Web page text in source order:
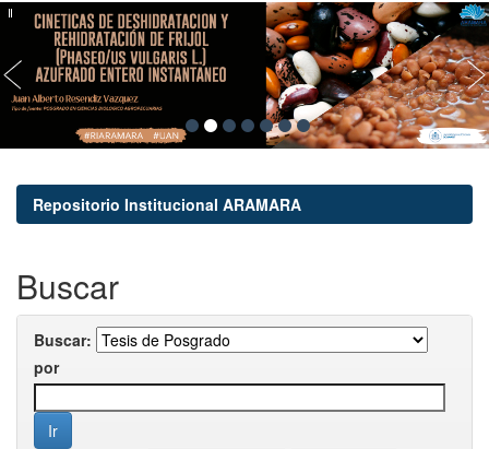
Repositorio Institucional ARAMARA
Buscar
Buscar:
por